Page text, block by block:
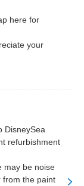
here for
your
DisneySea
refurbishment
may be noise
from the paint